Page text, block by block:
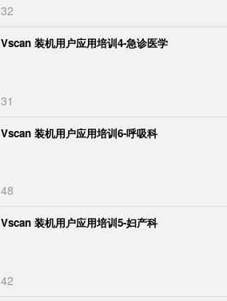
32
Vscan 装机用户应用培训4-急诊医学
31
Vscan 装机用户应用培训6-呼吸科
48
Vscan 装机用户应用培训5-妇产科
42